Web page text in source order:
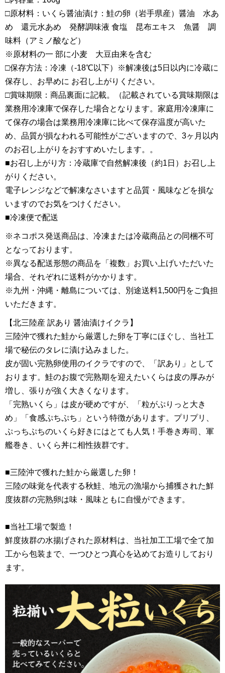
□原材料：いくら醤油漬け：鮭の卵（岩手県産）醤油 水あ
め 還元水あめ 発酵調味液 食塩 昆布エキス 魚醤 調
味料（アミノ酸など）
※原材料の一 部に小麦 大豆由来を含む
□保存方法：冷凍（-18℃以下）※解凍後は5日以内に冷蔵に
保存し、お早めに お召し上がりください。
□賞味期限：商品裏面に記載。（記載されている賞味期限は
業務用冷凍庫で保存した場合となります。家庭用冷凍庫に
て保存の場合は業務用冷凍庫に比べて保存温度が高いた
め、品質が損なわれる可能性がございますので、3ヶ月以内
のお召し上がりをおすすめいたします。。
■お召し上がり方：冷蔵庫で自然解凍後（約1日）お召し上
がりください。
電子レンジなどで解凍なさいますと品質・風味などを損な
いますのでお気をつけください。
■冷凍便で配送
※ネコポス発送商品は、冷凍または冷蔵商品との同梱不可
となっております。
※異なる配送形態の商品を「複数」お買い上げいただいた
場合、それぞれに送料がかかります。
※九州・沖縄・離島については、別途送料1,500円をご負担
いただきます。
【北三陸産 訳あり 醤油漬けイクラ】
三陸沖で獲れた鮭から厳選した卵を丁寧にほぐし、当社工
場で秘伝のタレに漬け込みました。
皮が固い完熟卵使用のイクラですので、「訳あり」として
おります。鮭のお腹で完熟期を迎えたいくらは皮の厚みが
増し、張りが強く大きくなります。
「完熟いくら」は皮が硬めですが、「粒がぷりっと大き
め」「食感ぷちぷち」という特徴があります。プリプリ、
ぷっちぷちのいくら好きにはとても人気！手巻き寿司、軍
艦巻き、いくら丼に相性抜群です。
■三陸沖で獲れた鮭から厳選した卵！
三陸の味覚を代表する秋鮭、地元の漁場から捕獲された鮮
度抜群の完熟卵は味・風味ともに自慢ができます。
■当社工場で製造！
鮮度抜群の水揚げされた原材料は、当社加工工場で全て加
工から包装まで、一つひとつ真心を込めてお造りしており
ます。